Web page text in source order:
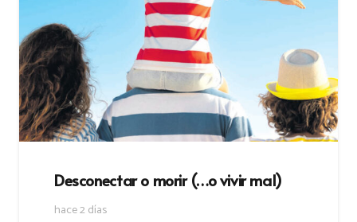
Desconectar o morir (…o vivir mal)
hace 2 días